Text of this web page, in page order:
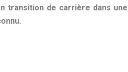
transition de carrière dans une